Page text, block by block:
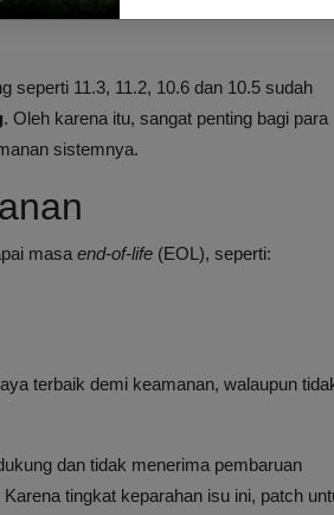
seperti 11.3, 11.2, 10.6 dan 10.5 sudah
. Oleh karena itu, sangat penting bagi para
sistemnya.
masa end-of-life (EOL), seperti:
terbaik demi keamanan, walaupun
dan tidak menerima pembaruan
Karena tingkat keparahan isu ini, patch